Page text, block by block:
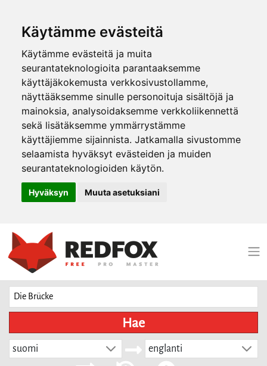
Käytämme evästeitä
Käytämme evästeitä ja muita
seurantateknologioita parantaaksemme
käyttäjäkokemusta verkkosivustollamme,
näyttääksemme sinulle personoituja sisältöjä ja
mainoksia, analysoidaksemme verkkoliikennettä
sekä lisätäksemme ymmärrystämme
käyttäjiemme sijainnista. Jatkamalla sivustomme
selaamista hyväksyt evästeiden ja muiden
seurantateknologioiden käytön.
Hyväksyn Muuta asetuksiani
Hae
suomi englanti